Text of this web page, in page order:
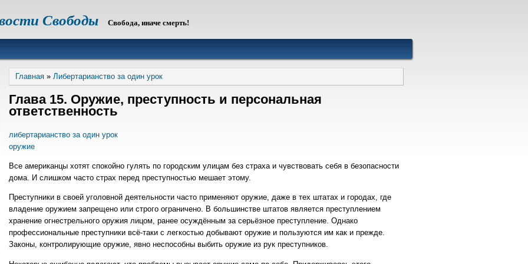
Свободы Свобода, иначе смерть!
Строка
навигации
Главная Либертарианство за один урок
Глава 15. Оружие, преступность и персональная
ответственность
либертарианство за один урок
оружие
Все американцы хотят спокойно гулять по городским улицам без страха и чувствовать себя в безопасности
дома. И слишком часто страх перед преступностью мешает этому.
Преступники в своей уголовной деятельности часто применяют оружие, даже в тех штатах и городах, где
владение оружием запрещено или строго ограничено. В большинстве штатов является преступлением
хранение огнестрельного оружия лицом, ранее осуждённым за серьёзное преступление. Однако
профессиональные преступники всё-таки с легкостью добывают оружие и пользуются им как и прежде.
Законы, контролирующие оружие, явно неспособны выбить оружие из рук преступников.